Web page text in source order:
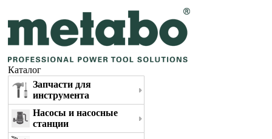
Каталог
Запчасти для
инструмента
Насосы и насосные
станции